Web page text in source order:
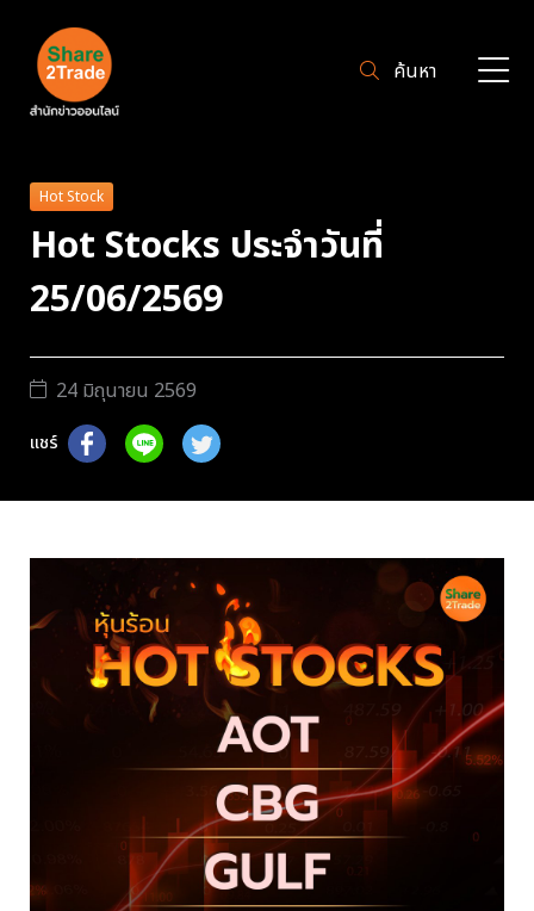
ค้นหา
Hot Stock
Hot Stocks ประจำวันที่
25/06/2569
24 มิถุนายน 2569
แชร์